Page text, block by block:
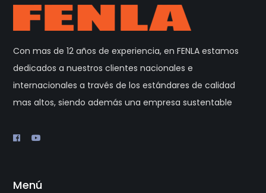
Con mas de 12 años de experiencia, en FENLA estamos
dedicados a nuestros clientes nacionales e
internacionales a través de los estándares de calidad
mas altos, siendo además una empresa sustentable
Menú